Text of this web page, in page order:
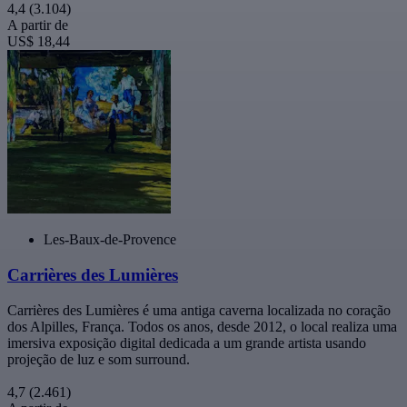
4,4 (3.104)
A partir de
US$ 18,44
Les-Baux-de-Provence
Carrières des Lumières
Carrières des Lumières é uma antiga caverna localizada no coração
dos Alpilles, França. Todos os anos, desde 2012, o local realiza uma
imersiva exposição digital dedicada a um grande artista usando
projeção de luz e som surround.
4,7 (2.461)